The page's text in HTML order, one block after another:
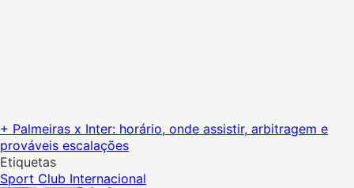
+ Palmeiras x Inter: horário, onde assistir, arbitragem e
prováveis escalações
Etiquetas
Sport Club Internacional